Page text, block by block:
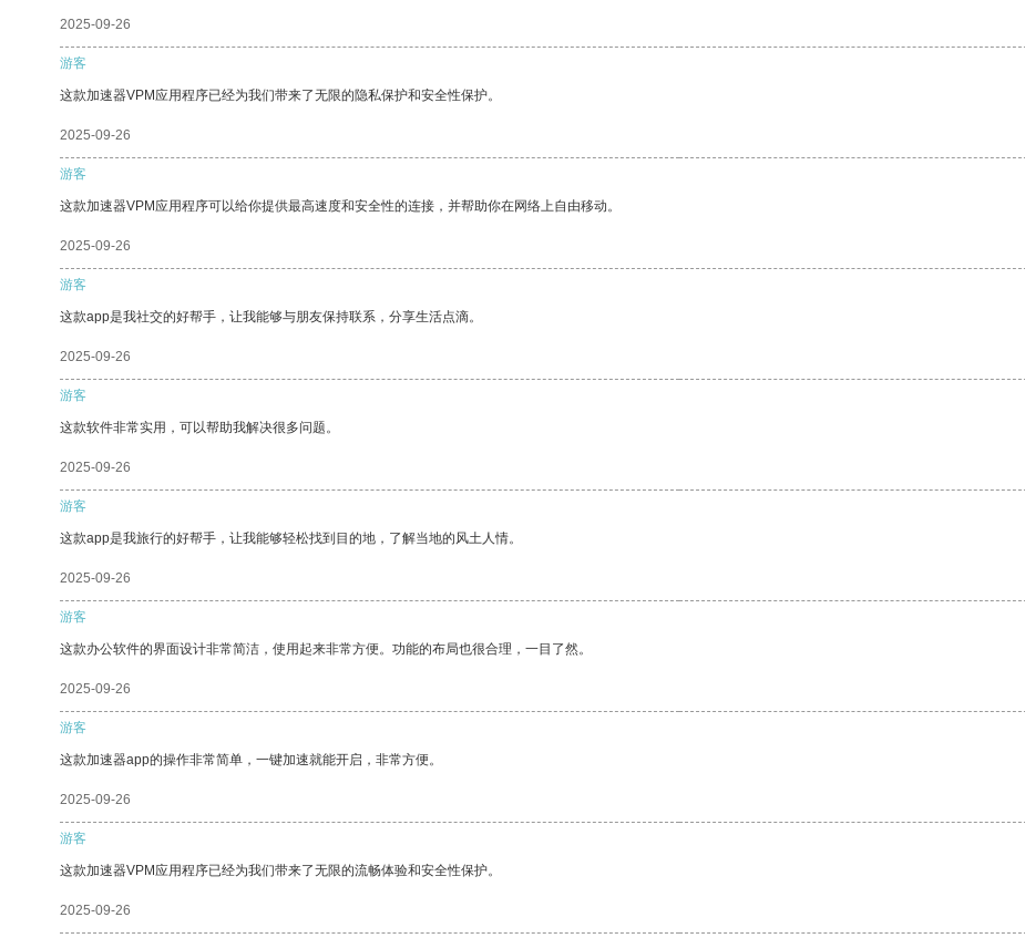
2025-09-26
游客
这款加速器VPM应用程序已经为我们带来了无限的隐私保护和安全性保护。
2025-09-26
游客
这款加速器VPM应用程序可以给你提供最高速度和安全性的连接，并帮助你在网络上自由移动。
2025-09-26
游客
这款app是我社交的好帮手，让我能够与朋友保持联系，分享生活点滴。
2025-09-26
游客
这款软件非常实用，可以帮助我解决很多问题。
2025-09-26
游客
这款app是我旅行的好帮手，让我能够轻松找到目的地，了解当地的风土人情。
2025-09-26
游客
这款办公软件的界面设计非常简洁，使用起来非常方便。功能的布局也很合理，一目了然。
2025-09-26
游客
这款加速器app的操作非常简单，一键加速就能开启，非常方便。
2025-09-26
游客
这款加速器VPM应用程序已经为我们带来了无限的流畅体验和安全性保护。
2025-09-26